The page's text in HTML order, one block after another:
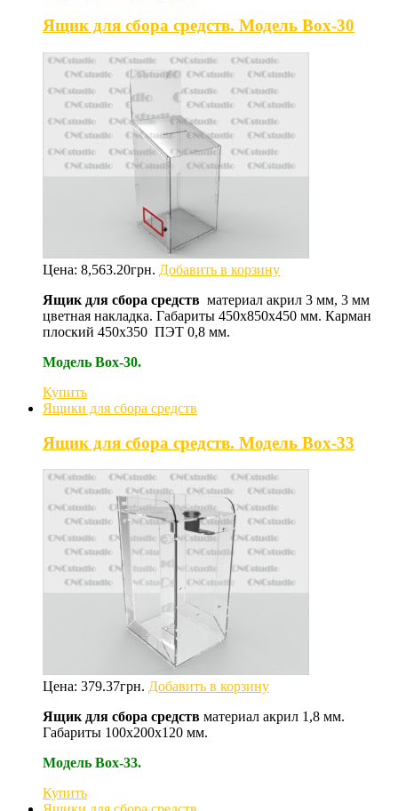
Ящик для сбора средств. Модель Box-30
Цена: 8,563.20грн. Добавить в корзину
Ящик для сбора средств материал акрил 3 мм, 3 мм
цветная накладка. Габариты 450х850х450 мм. Карман
плоский 450х350 ПЭТ 0,8 мм.
Модель Box-30.
Купить
Ящики для сбора средств
Ящик для сбора средств. Модель Box-33
Цена: 379.37грн. Добавить в корзину
Ящик для сбора средств материал акрил 1,8 мм.
Габариты 100х200х120 мм.
Модель Box-33.
Купить